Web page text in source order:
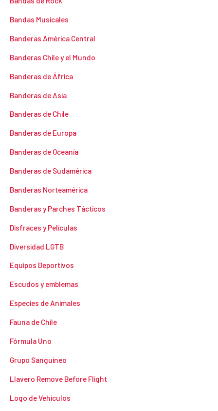
Bandas Musicales
Banderas América Central
Banderas Chile y el Mundo
Banderas de África
Banderas de Asia
Banderas de Chile
Banderas de Europa
Banderas de Oceanía
Banderas de Sudamérica
Banderas Norteamérica
Banderas y Parches Tácticos
Disfraces y Películas
Diversidad LGTB
Equipos Deportivos
Escudos y emblemas
Especies de Animales
Fauna de Chile
Fórmula Uno
Grupo Sanguineo
Llavero Remove Before Flight
Logo de Vehículos